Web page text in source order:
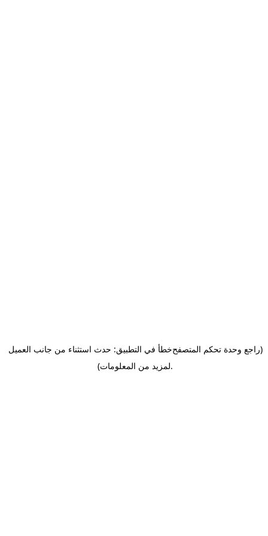
خطأ في التطبيق: حدث استثناء من جانب العميل(راجع وحدة تحكم المتصفح
لمزيد من المعلومات).